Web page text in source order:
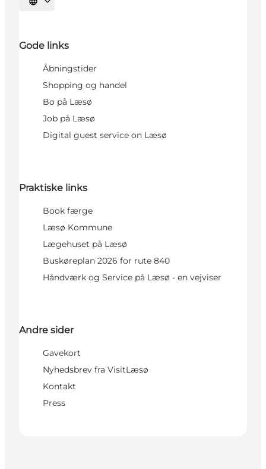
Vælg sprog
Gode links
Åbningstider
Shopping og handel
Bo på Læsø
Job på Læsø
Digital guest service on Læsø
Praktiske links
Book færge
Læsø Kommune
Lægehuset på Læsø
Buskøreplan 2026 for rute 840
Håndværk og Service på Læsø - en vejviser
Andre sider
Gavekort
Nyhedsbrev fra VisitLæsø
Kontakt
Press